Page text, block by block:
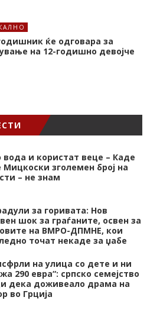
ќе одговара за
на 12-годишно девојче
вода и користат веце – Каде
Мицкоски зголемен број на
– не знам
за горивата: Нов
шок за граѓаните, освен за
на ВМРО-ДПМНЕ, кои
точат некаде за џабе
на улица со дете и ни
290 евра“: српско семејство
дека доживеало драма на
во Грција